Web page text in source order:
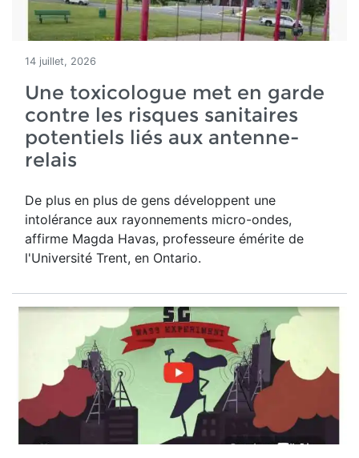
14 juillet, 2026
Une toxicologue met en garde
contre les risques sanitaires
potentiels liés aux antenne-
relais
De plus en plus de gens développent une
intolérance aux rayonnements micro-ondes,
affirme Magda Havas, professeure émérite de
l'Université Trent, en Ontario.